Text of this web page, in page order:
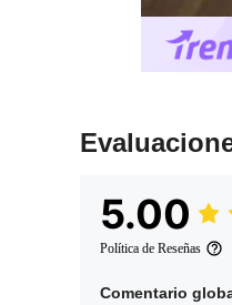
5.00
Política de Reseñas
Comentario